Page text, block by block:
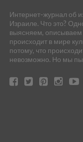
Интернет-журнал об
Израиле. Что это?
выясняем, описываем
происходит в мире
потому, что
невозможно. Но мы